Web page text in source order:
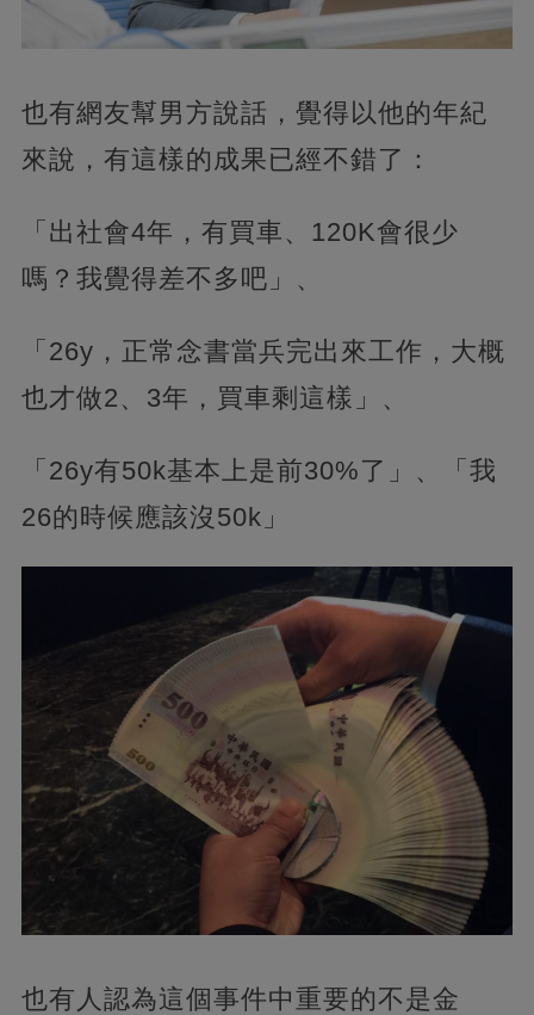
也有網友幫男方說話，覺得以他的年紀
來說，有這樣的成果已經不錯了：
「出社會4年，有買車、120K會很少
嗎？我覺得差不多吧」、
「26y，正常念書當兵完出來工作，大概
也才做2、3年，買車剩這樣」、
「26y有50k基本上是前30%了」、「我
26的時候應該沒50k」
也有人認為這個事件中重要的不是金